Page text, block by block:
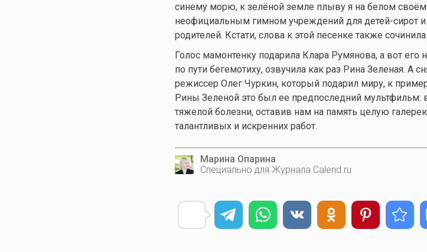
синему морю, к зелёной земле плыву я на белом своём
неофициальным гимном учреждений для детей-сирот и
родителей. Кстати, слова к этой песенке также
Голос мамонтенку подарила Клара Румянова, а вот
по пути бегемотиху, озвучила как раз Рина Зеленая. А
режиссер Олег Чуркин, который подарил миру, к
Рины Зеленой это был ее предпоследний мультфильм:
тяжелой болезни, оставив нам на память целую
талантливых и искренних работ.
Марина Опарина
Специально для Журнала Calend.ru